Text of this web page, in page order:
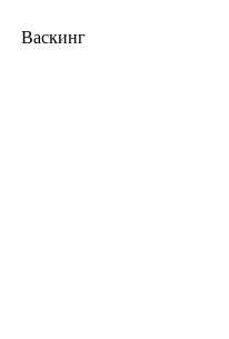
Васкинг